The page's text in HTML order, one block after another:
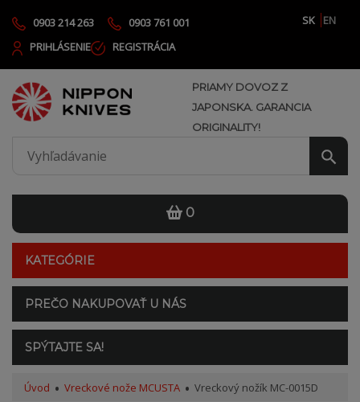
0903 214 263 0903 761 001 SK
EN
PRIHLÁSENIE
REGISTRÁCIA
PRIAMY DOVOZ Z
JAPONSKA. GARANCIA
ORIGINALITY!
0
KATEGÓRIE
PREČO NAKUPOVAŤ U NÁS
SPÝTAJTE SA!
Úvod Vreckové nože MCUSTA Vreckový nožík MC-0015D